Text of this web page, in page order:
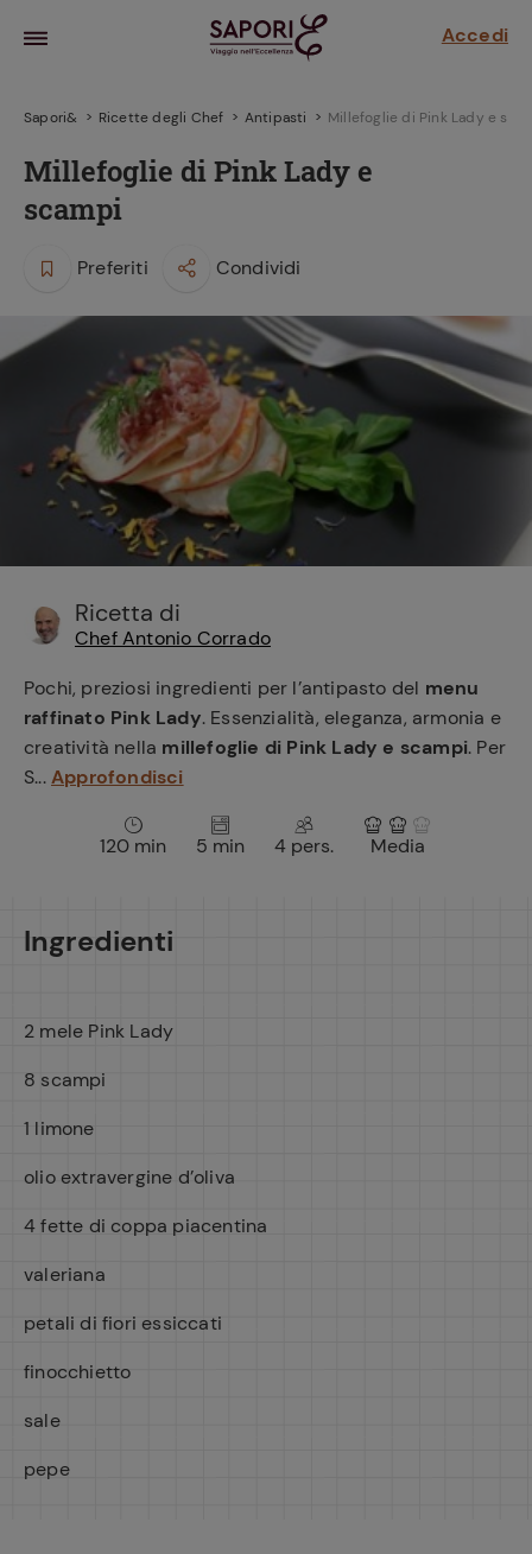
Accedi
ricetta
Sapori& Ricette degli Chef Antipasti Millefoglie di Pink Lady e
Millefoglie di Pink Lady e
scampi
Preferiti Condividi
Ricetta di
Chef Antonio Corrado
Pochi, preziosi ingredienti per l’antipasto del menu
raffinato Pink Lady. Essenzialità, eleganza, armonia e
creatività nella millefoglie di Pink Lady e scampi. Per
S...Approfondisci
120 min 5 min 4 pers. Media
Ingredienti
2 mele Pink Lady
8 scampi
1 limone
olio extravergine d’oliva
4 fette di coppa piacentina
valeriana
petali di fiori essiccati
finocchietto
sale
pepe